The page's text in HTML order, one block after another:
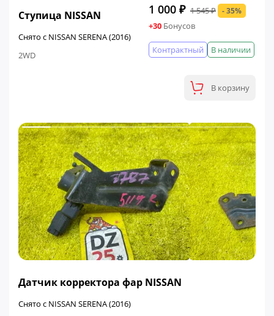
Ступица NISSAN
Снято с NISSAN SERENA (2016)
2WD
1 000 ₽ 1 545 ₽ - 35%
+30 Бонусов
В наличии
Контрактный
В корзину
Датчик корректора фар NISSAN
Снято с NISSAN SERENA (2016)